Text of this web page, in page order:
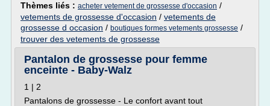
Thèmes liés : acheter vetement de grossesse d'occasion /
vetements de grossesse d'occasion / vetements de
grossesse d occasion / boutiques formes vetements grossesse /
trouver des vetements de grossesse
Pantalon de grossesse pour femme
enceinte - Baby-Walz
1 | 2
Pantalons de grossesse - Le confort avant tout